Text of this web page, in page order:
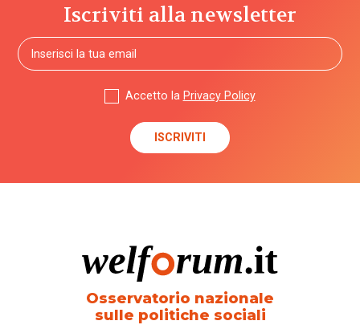
Iscriviti alla newsletter
Accetto la Privacy Policy
Osservatorio nazionale
sulle politiche sociali